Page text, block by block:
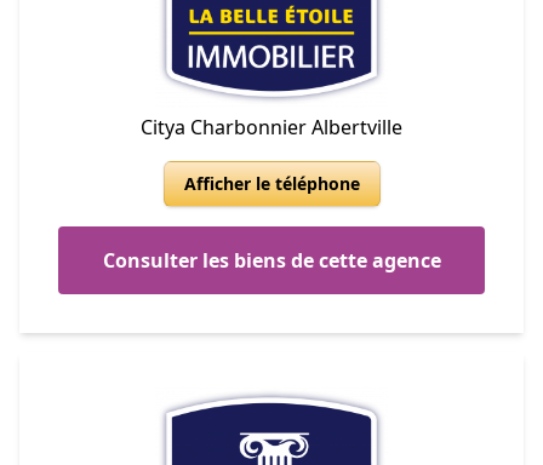
Citya Charbonnier Albertville
Afficher le téléphone
Consulter les biens de cette agence